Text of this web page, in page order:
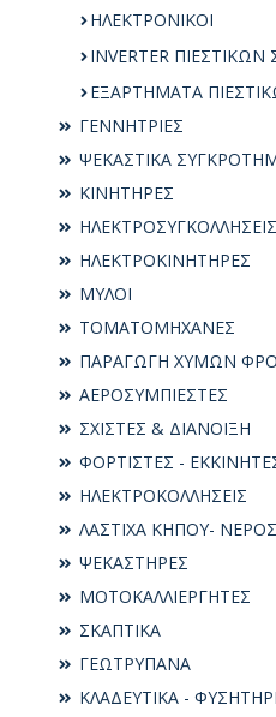
ΗΛΕΚΤΡΟΝΙΚΟΙ
INVERTER
ΕΞΑΡΤΗΜΑΤΑ
ΓΕΝΝΗΤΡΙΕΣ
ΨΕΚΑΣΤΙΚΑ
ΚΙΝΗΤΗΡΕΣ
ΗΛΕΚΤΡΟΣΥΓKΟΛΛΗΣΕΙΣ
ΗΛΕΚΤΡΟΚΙΝΗΤΗΡΕΣ
ΜΥΛΟΙ
ΤΟΜΑΤΟΜΗΧΑΝΕΣ
ΠΑΡΑΓΩΓΗ ΧΥΜΩΝ
ΑΕΡΟΣΥΜΠΙΕΣΤΕΣ
ΣΧΙΣΤΕΣ & ΔΙΑΝΟΙΞΗ
ΦΟΡΤΙΣΤΕΣ -
ΗΛΕΚΤΡΟΚΟΛΛΗΣΕΙΣ
ΛΑΣΤΙΧΑ ΚΗΠΟΥ-
ΨΕΚΑΣΤΗΡΕΣ
ΜΟΤΟΚΑΛΛΙΕΡΓΗΤΕΣ
ΣΚΑΠΤΙΚΑ
ΓΕΩΤΡΥΠΑΝΑ
ΚΛΑΔΕΥΤΙΚΑ -